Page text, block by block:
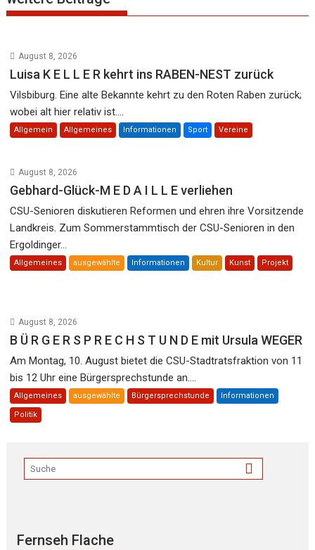
August 8, 2026
Luisa K E L L E R kehrt ins RABEN-NEST zurück
Vilsbiburg. Eine alte Bekannte kehrt zu den Roten Raben zurück;
wobei alt hier relativ ist....
Allgemein Allgemeines Informationen Sport Vereine
August 8, 2026
Gebhard-Glück-M E D A I L L E verliehen
CSU-Senioren diskutieren Reformen und ehren ihre Vorsitzende
Landkreis. Zum Sommerstammtisch der CSU-Senioren in den
Ergoldinger...
Allgemeines ausgewählte Informationen Kultur Kunst Projekt
August 8, 2026
B Ü R G E R S P R E C H S T U N D E mit Ursula WEGER
Am Montag, 10. August bietet die CSU-Stadtratsfraktion von 11
bis 12 Uhr eine Bürgersprechstunde an....
Allgemeines ausgewählte Bürgersprechstunde Informationen
Politik
Fernseh Flache